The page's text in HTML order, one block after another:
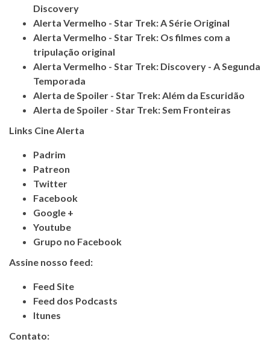
Discovery
Alerta Vermelho - Star Trek: A Série Original
Alerta Vermelho - Star Trek: Os filmes com a
tripulação original
Alerta Vermelho - Star Trek: Discovery - A Segunda
Temporada
Alerta de Spoiler - Star Trek: Além da Escuridão
Alerta de Spoiler - Star Trek: Sem Fronteiras
Links Cine Alerta
Padrim
Patreon
Twitter
Facebook
Google +
Youtube
Grupo no Facebook
Assine nosso feed:
Feed Site
Feed dos Podcasts
Itunes
Contato: